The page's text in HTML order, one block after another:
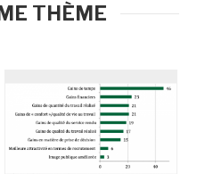
THÈME